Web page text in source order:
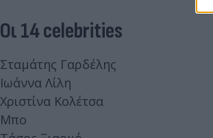
Οι 14 celebrities
Σταμάτης Γαρδέλης
Ιωάννα Λίλη
Χριστίνα Κολέτσα
Μπο